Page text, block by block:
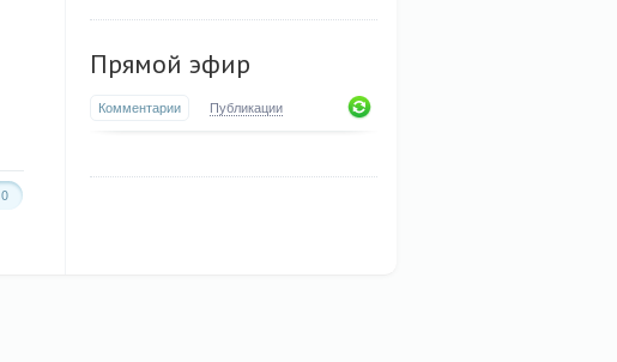
Прямой эфир
Комментарии Публикации
0